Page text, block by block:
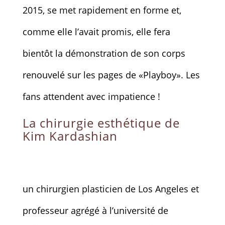
2015, se met rapidement en forme et,
comme elle l’avait promis, elle fera
bientôt la démonstration de son corps
renouvelé sur les pages de «Playboy». Les
fans attendent avec impatience !
La chirurgie esthétique de
Kim Kardashian
un chirurgien plasticien de Los Angeles et
professeur agrégé à l’université de